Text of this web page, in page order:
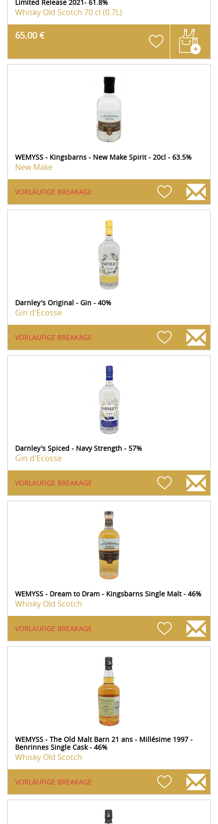
Limited Release 2021- 61.8%
Whisky Old Scotch 70 cl (0.7L)
65.00 €
WEMYSS - Kingsbarns - New Make Spirit - 20cl - 63.5%
New Make
VORLÄUFIGE BREAKAGE
Darnley's Original - Gin - 40%
Gin d'Ecosse
VORLÄUFIGE BREAKAGE
Darnley's Spiced - Navy Strength - 57%
Gin d'Ecosse
VORLÄUFIGE BREAKAGE
WEMYSS - Dream to Dram - Kingsbarns Single Malt - 46%
Whisky Old Scotch
VORLÄUFIGE BREAKAGE
WEMYSS - The Old Malt Barn 21 ans - Millésime 1997 -
Benrinnes Single Cask - 46%
Whisky Old Scotch
VORLÄUFIGE BREAKAGE